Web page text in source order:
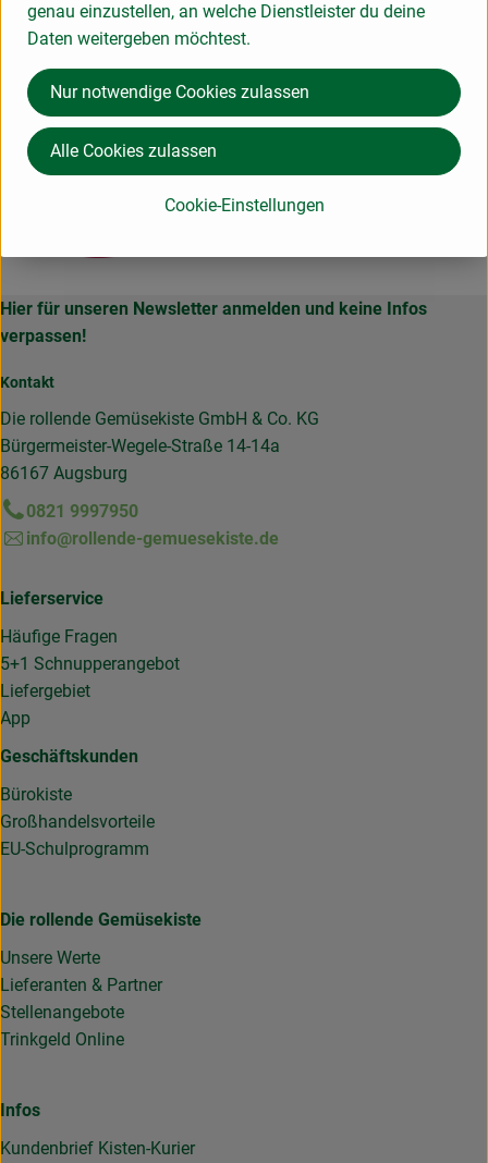
D 82346 Andechs
www.andechser-natur.de
(Daten von Ecoinform)
Andechser Natur
Hier für unseren Newsletter anmelden und keine Infos
verpassen!
Kontakt
Die rollende Gemüsekiste GmbH & Co. KG
Bürgermeister-Wegele-Straße 14-14a
86167 Augsburg
0821 9997950
info@rollende-gemuesekiste.de
Lieferservice
Häufige Fragen
5+1 Schnupperangebot
Liefergebiet
App
Geschäftskunden
Bürokiste
Großhandelsvorteile
EU-Schulprogramm
Die rollende Gemüsekiste
Unsere Werte
Lieferanten & Partner
Stellenangebote
Trinkgeld Online
Infos
Kundenbrief Kisten-Kurier
genau einzustellen, an welche Dienstleister du deine
Daten weitergeben möchtest.
Cookie-Einstellungen
Nur notwendige Cookies zulassen
Alle Cookies zulassen